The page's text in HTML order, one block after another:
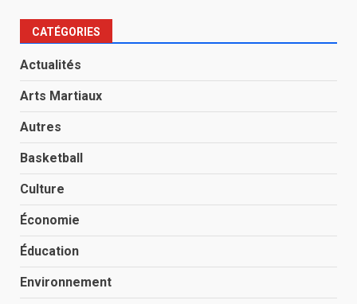
CATÉGORIES
Actualités
Arts Martiaux
Autres
Basketball
Culture
Économie
Éducation
Environnement